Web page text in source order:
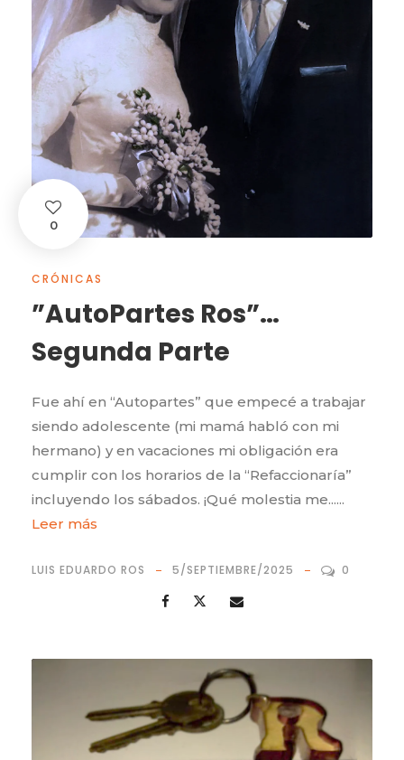
0
CRÓNICAS
”AutoPartes Ros”…
Segunda Parte
Fue ahí en “Autopartes” que empecé a trabajar
siendo adolescente (mi mamá habló con mi
hermano) y en vacaciones mi obligación era
cumplir con los horarios de la “Refaccionaría”
incluyendo los sábados. ¡Qué molestia me......
Leer más
LUIS EDUARDO ROS 5/SEPTIEMBRE/2025 0